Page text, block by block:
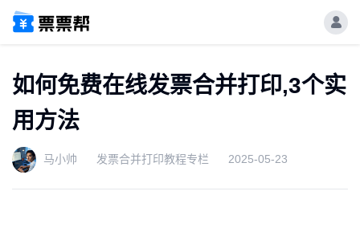
如何免费在线发票合并打印,3个实
用方法
马小帅 发票合并打印教程专栏 2025-05-23